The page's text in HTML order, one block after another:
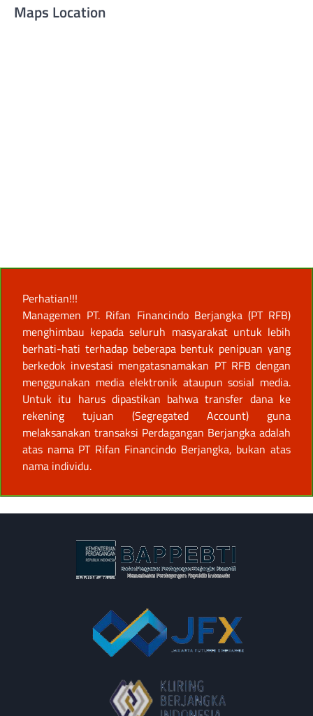
Maps Location
Perhatian!!!
Managemen PT. Rifan Financindo Berjangka (PT RFB)
menghimbau kepada seluruh masyarakat untuk lebih
berhati-hati terhadap beberapa bentuk penipuan yang
berkedok investasi mengatasnamakan PT RFB dengan
menggunakan media elektronik ataupun sosial media.
Untuk itu harus dipastikan bahwa transfer dana ke
rekening tujuan (Segregated Account) guna
melaksanakan transaksi Perdagangan Berjangka adalah
atas nama PT Rifan Financindo Berjangka, bukan atas
nama individu.